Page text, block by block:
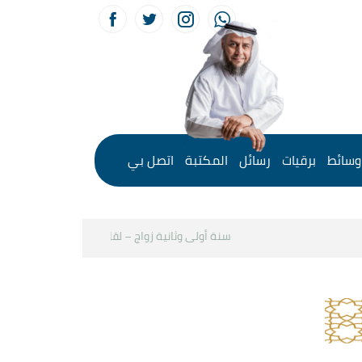
وسائط برقيات رسائل المكتبة اتصل بي
سنة أولى وثانية زواج – لقاء مع د.خالد الحليبي